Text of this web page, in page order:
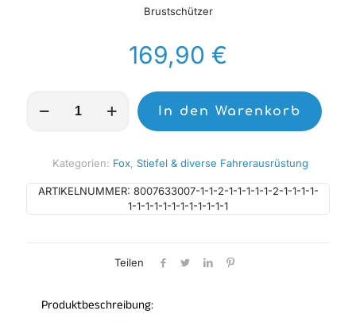
Brustschützer
169,90 €
Raceframe
Menge
In den Warenkorb
ARTIKELNUMMER: 8007633007-1-1-2-1-1-1-1-1-2-1-1-1-1-
1-1-1-1-1-1-1-1-1-1-1-1
Kategorien: Fox, Stiefel & diverse Fahrerausrüstung
Teilen
Produktbeschreibung: